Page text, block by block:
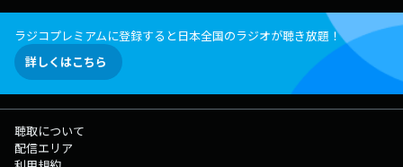
ラジコプレミアムに登録すると日本全国のラジオが聴き放題！
詳しくはこちら
聴取について
配信エリア